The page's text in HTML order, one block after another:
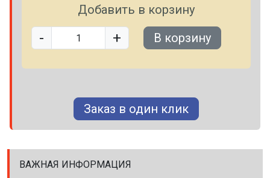
Добавить в корзину
- + В корзину
Заказ в один клик
ВАЖНАЯ ИНФОРМАЦИЯ